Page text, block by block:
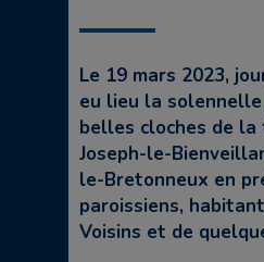
Le 19 mars 2023,
eu lieu la
belles cloches de
Joseph-le-
le-Bretonneux en
paroissiens,
Voisins et de